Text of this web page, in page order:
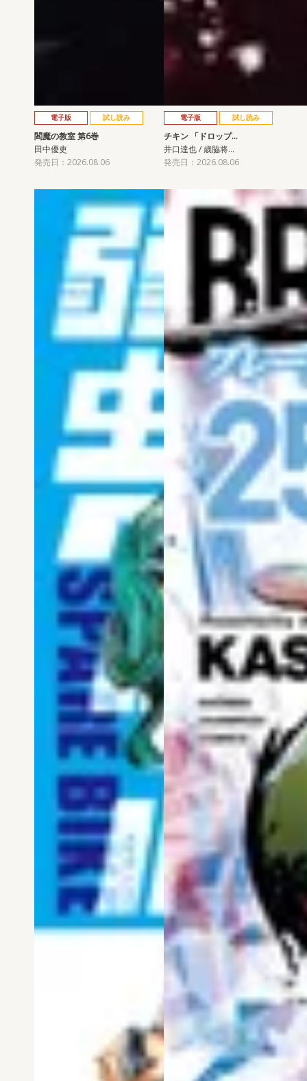
電子版 試し読み
閻魔の教室 第6巻
田中優吏
発売日：2026.08.06
電子版 試し読み
チキン 「ドロップ…
井口達也 / 歳脇将…
発売日：2026.08.06